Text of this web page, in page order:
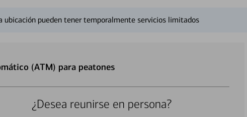
ubicación pueden tener temporalmente servicios limitados
(ATM) para peatones
¿Desea reunirse en persona?